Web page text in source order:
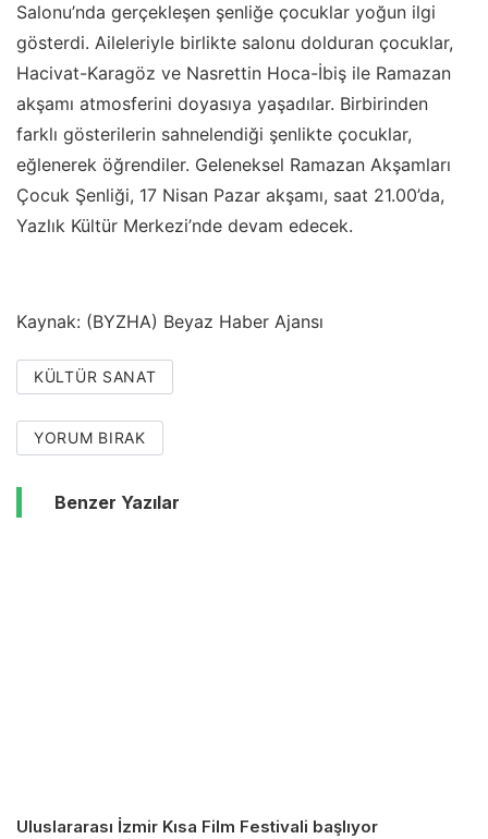
Salonu’nda gerçekleşen şenliğe çocuklar yoğun ilgi
gösterdi. Aileleriyle birlikte salonu dolduran çocuklar,
Hacivat-Karagöz ve Nasrettin Hoca-İbiş ile Ramazan
akşamı atmosferini doyasıya yaşadılar. Birbirinden
farklı gösterilerin sahnelendiği şenlikte çocuklar,
eğlenerek öğrendiler. Geleneksel Ramazan Akşamları
Çocuk Şenliği, 17 Nisan Pazar akşamı, saat 21.00’da,
Yazlık Kültür Merkezi’nde devam edecek.
Kaynak: (BYZHA) Beyaz Haber Ajansı
KÜLTÜR SANAT
YORUM BIRAK
Benzer Yazılar
Uluslararası İzmir Kısa Film Festivali başlıyor